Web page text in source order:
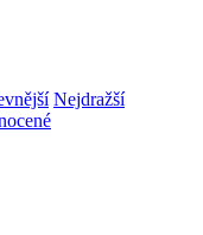
Nejdražší